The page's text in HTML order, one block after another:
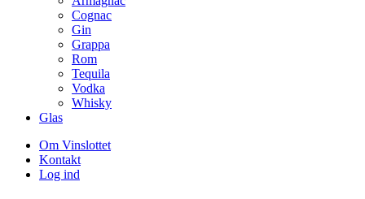
Cognac
Gin
Grappa
Rom
Tequila
Vodka
Whisky
Glas
Om Vinslottet
Kontakt
Log ind